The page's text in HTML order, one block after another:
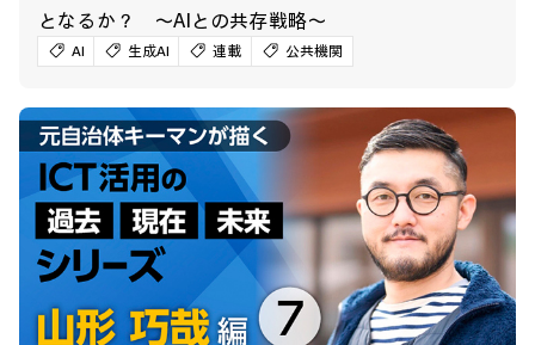
となるか？ ～AIとの共存戦略～
AI 生成AI 連載 公共機関